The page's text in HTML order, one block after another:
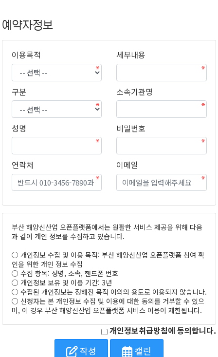
예약자정보
이용목적 세부내용
구분 소속기관명
성명 비밀번호
연락처 이메일
부산 해양신산업 오픈플랫폼에서는 원활한 서비스 제공을 위해 다음
과 같이 개인 정보를 수집하고 있습니다.
○ 개인정보 수집 및 이용 목적: 부산 해양신산업 오픈플랫폼 참여 확
인을 위한 개인 정보 수집
○ 수집 항목: 성명, 소속, 핸드폰 번호
○ 개인정보 보유 및 이용 기간: 3년
○ 수집된 개인정보는 정해진 목적 이외의 용도로 이용되지 않습니다.
○ 신청자는 본 개인정보 수집 및 이용에 대한 동의를 거부할 수 있으
며, 이 경우 부산 해양신산업 오픈플랫폼 서비스 이용이 제한됩니다.
개인정보취급방침에 동의합니다.
작성
캘린